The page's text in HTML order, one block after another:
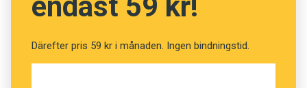
Därefter pris 59 kr i månaden. Ingen bindningstid.